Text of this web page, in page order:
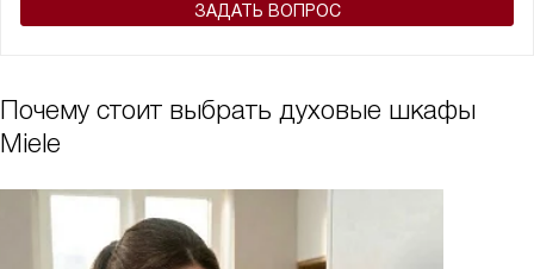
ЗАДАТЬ ВОПРОС
Почему стоит выбрать духовые шкафы
Miele